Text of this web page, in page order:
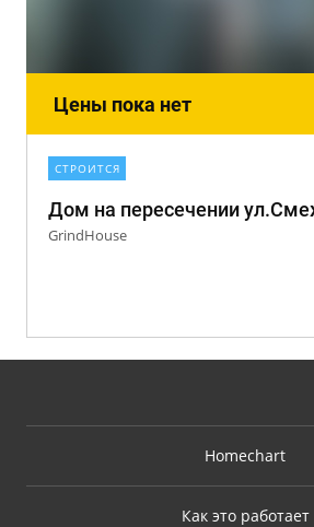
Цены пока нет
СТРОИТСЯ
GrindHouse
Homechart
Как это работает